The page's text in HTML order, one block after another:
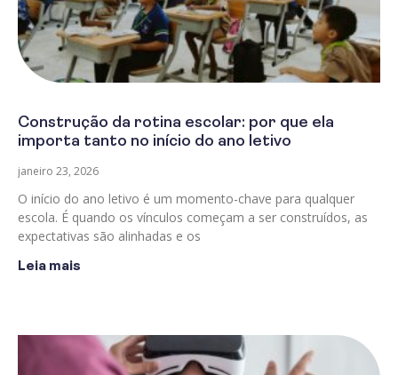
Construção da rotina escolar: por que ela
importa tanto no início do ano letivo
janeiro 23, 2026
O início do ano letivo é um momento-chave para qualquer
escola. É quando os vínculos começam a ser construídos, as
expectativas são alinhadas e os
Leia mais